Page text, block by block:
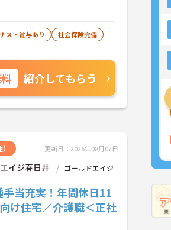
ス・賞与あり
社会保険完備
紹介してもらう
更新日：2026年08月07日
イジ春日井
ゴールドエイジ
手当充実！年間休日11
け住宅／介護職＜正社